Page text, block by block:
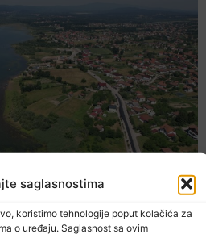
saglasnostima
koristimo tehnologije poput kolačića za
o uređaju. Saglasnost sa ovim